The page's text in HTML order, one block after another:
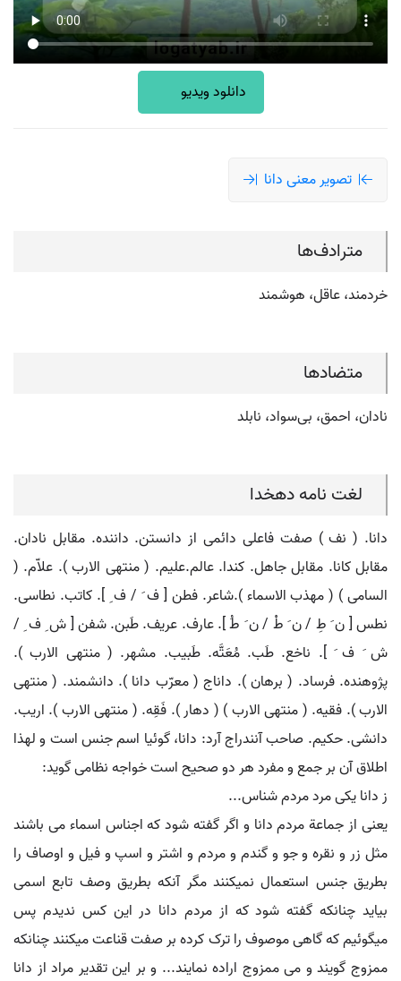
دانلود ویدیو
تصویر معنی دانا
مترادف‌ها
خردمند، عاقل، هوشمند
متضادها
نادان، احمق، بی‌سواد، نابلد
لغت نامه دهخدا
دانا. ( نف ) صفت فاعلی دائمی از دانستن. داننده. مقابل نادان.
مقابل کانا. مقابل جاهل. کندا. عالم.علیم. ( منتهی الارب ). علاّم. (
السامی ) ( مهذب الاسماء ).شاعر. فطن [ ف َ / ف ِ ]. کاتب. نطاسی.
نطس [ ن َ طِ / ن َ طْ / ن َ طُ ]. عارف. عریف. طَبن. شفن [ ش ِ ف ِ /
ش َ ف َ ]. ناخع. طَب. مُعَتَّه. طَبیب. مشهر. ( منتهی الارب ).
پژوهنده. فرساد. ( برهان ). داناج ( معرّب دانا ). دانشمند. ( منتهی
الارب ). فقیه. ( منتهی الارب ) ( دهار ). فَقِه. ( منتهی الارب ). اریب.
دانشی. حکیم. صاحب آنندراج آرد: دانا، گوئیا اسم جنس است و لهذا
اطلاق آن بر جمع و مفرد هر دو صحیح است خواجه نظامی گوید:
ز دانا یکی مرد مردم شناس...
یعنی از جماعة مردم دانا و اگر گفته شود که اجناس اسماء می باشند
مثل زر و نقره و جو و گندم و مردم و اشتر و اسپ و فیل و اوصاف را
بطریق جنس استعمال نمیکنند مگر آنکه بطریق وصف تابع اسمی
بیاید چنانکه گفته شود که از مردم دانا در این کس ندیدم پس
میگوئیم که گاهی موصوف را ترک کرده بر صفت قناعت میکنند چنانکه
ممزوج گویند و می ممزوج اراده نمایند... و بر این تقدیر مراد از دانا